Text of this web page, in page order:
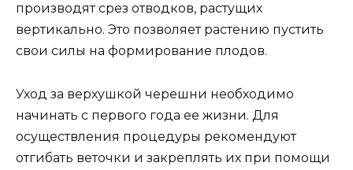
производят срез отводков, растущих
вертикально. Это позволяет растению пустить
свои силы на формирование плодов.
Уход за верхушкой черешни необходимо
начинать с первого года ее жизни. Для
осуществления процедуры рекомендуют
отгибать веточки и закреплять их при помощи